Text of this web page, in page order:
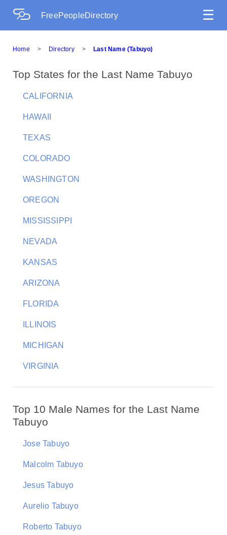
FreePeopleDirectory ☰
Home > Directory > Last Name (Tabuyo)
Top States for the Last Name Tabuyo
CALIFORNIA
HAWAII
TEXAS
COLORADO
WASHINGTON
OREGON
MISSISSIPPI
NEVADA
KANSAS
ARIZONA
FLORIDA
ILLINOIS
MICHIGAN
VIRGINIA
Top 10 Male Names for the Last Name
Tabuyo
Jose Tabuyo
Malcolm Tabuyo
Jesus Tabuyo
Aurelio Tabuyo
Roberto Tabuyo